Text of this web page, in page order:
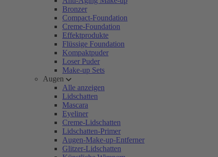
Bronzer
Compact-Foundation
Creme-Foundation
Effektprodukte
Flüssige Foundation
Kompaktpuder
Loser Puder
Make-up Sets
Augen
Alle anzeigen
Lidschatten
Mascara
Eyeliner
Creme-Lidschatten
Lidschatten-Primer
Augen-Make-up-Entferner
Glitzer-Lidschatten